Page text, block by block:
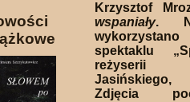
Krzysztof
wspaniały.
spektaklu
reżyserii
Zdjęcia